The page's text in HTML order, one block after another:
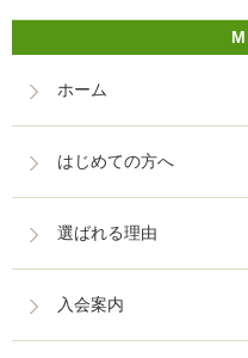
ホーム
はじめての方へ
選ばれる理由
入会案内